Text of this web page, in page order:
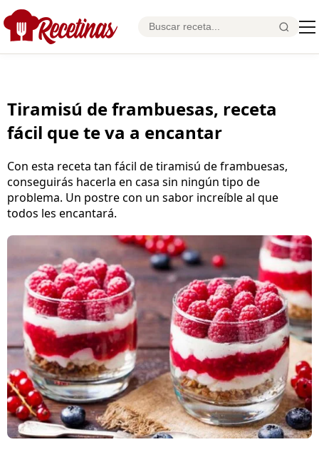
Tiramisú de frambuesas, receta
fácil que te va a encantar
Con esta receta tan fácil de tiramisú de frambuesas,
conseguirás hacerla en casa sin ningún tipo de
problema. Un postre con un sabor increíble al que
todos les encantará.